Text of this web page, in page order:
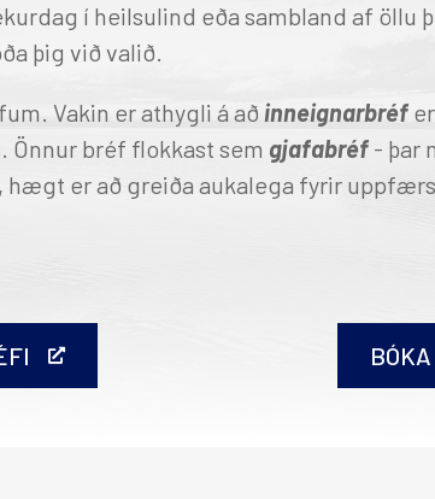
NORTH ICELAND
Akureyri
EAST
Hérað
í heilsulind eða sambland af öllu
þig við valið.
Vakin er athygli á að inneignarbréf
Önnur bréf flokkast sem gjafabréf - þar
er að greiða aukalega fyrir